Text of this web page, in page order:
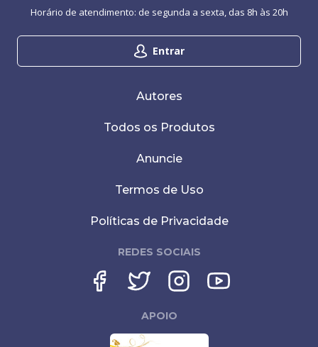
Entrar
Horário de atendimento: de segunda a sexta, das 8h às 20h
Autores
Todos os Produtos
Anuncie
Termos de Uso
Políticas de Privacidade
REDES SOCIAIS
APOIO